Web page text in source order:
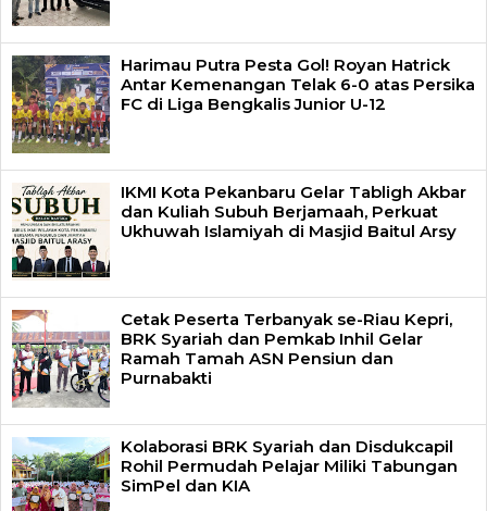
Harimau Putra Pesta Gol! Royan Hatrick
Antar Kemenangan Telak 6-0 atas Persika
FC di Liga Bengkalis Junior U-12
IKMI Kota Pekanbaru Gelar Tabligh Akbar
dan Kuliah Subuh Berjamaah, Perkuat
Ukhuwah Islamiyah di Masjid Baitul Arsy
Cetak Peserta Terbanyak se-Riau Kepri,
BRK Syariah dan Pemkab Inhil Gelar
Ramah Tamah ASN Pensiun dan
Purnabakti
Kolaborasi BRK Syariah dan Disdukcapil
Rohil Permudah Pelajar Miliki Tabungan
SimPel dan KIA